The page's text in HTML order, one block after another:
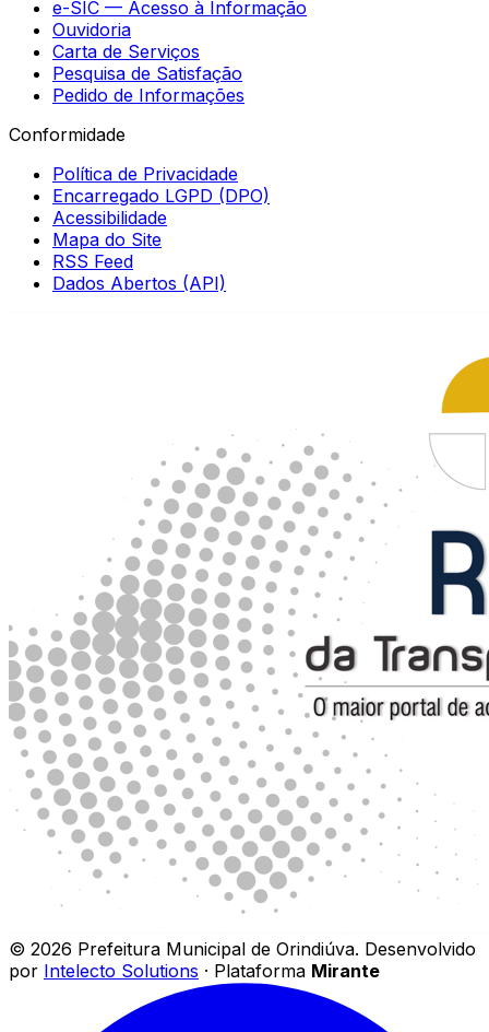
e-SIC — Acesso à Informação
Ouvidoria
Carta de Serviços
Pesquisa de Satisfação
Pedido de Informações
Conformidade
Política de Privacidade
Encarregado LGPD (DPO)
Acessibilidade
Mapa do Site
RSS Feed
Dados Abertos (API)
© 2026 Prefeitura Municipal de Orindiúva. Desenvolvido
por Intelecto Solutions · Plataforma Mirante